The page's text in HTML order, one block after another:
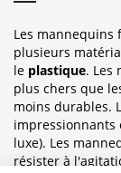
Les mannequins
plusieurs
le plastique. Les
plus chers que
moins durables.
impressionnants
luxe). Les
résister à